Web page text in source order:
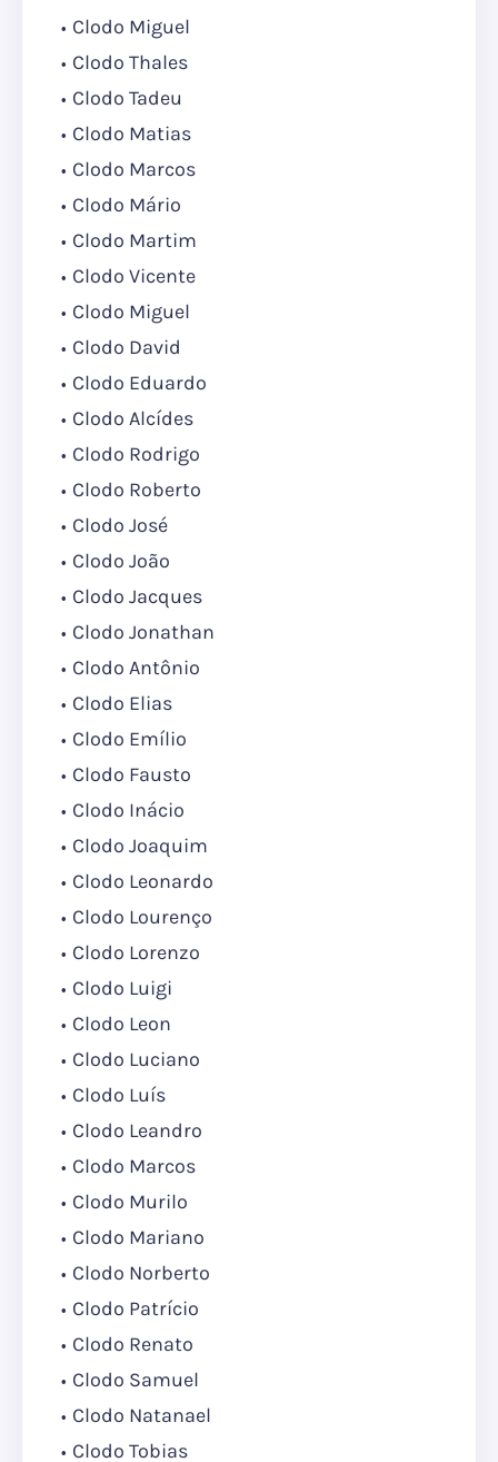
Clodo Miguel
Clodo Thales
Clodo Tadeu
Clodo Matias
Clodo Marcos
Clodo Mário
Clodo Martim
Clodo Vicente
Clodo Miguel
Clodo David
Clodo Eduardo
Clodo Alcídes
Clodo Rodrigo
Clodo Roberto
Clodo José
Clodo João
Clodo Jacques
Clodo Jonathan
Clodo Antônio
Clodo Elias
Clodo Emílio
Clodo Fausto
Clodo Inácio
Clodo Joaquim
Clodo Leonardo
Clodo Lourenço
Clodo Lorenzo
Clodo Luigi
Clodo Leon
Clodo Luciano
Clodo Luís
Clodo Leandro
Clodo Marcos
Clodo Murilo
Clodo Mariano
Clodo Norberto
Clodo Patrício
Clodo Renato
Clodo Samuel
Clodo Natanael
Clodo Tobias